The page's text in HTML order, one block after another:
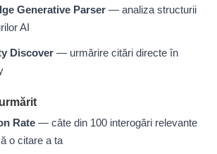
Generative Parser— analiza structurii
AI
Discover— urmărire citări directe în
Rate— câte din 100 interogări relevante
o citare a ta